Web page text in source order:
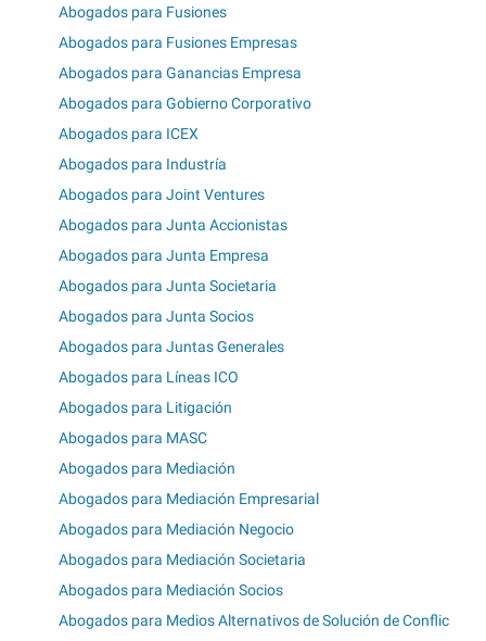
Abogados para Fusiones
Abogados para Fusiones Empresas
Abogados para Ganancias Empresa
Abogados para Gobierno Corporativo
Abogados para ICEX
Abogados para Industría
Abogados para Joint Ventures
Abogados para Junta Accionistas
Abogados para Junta Empresa
Abogados para Junta Societaria
Abogados para Junta Socios
Abogados para Juntas Generales
Abogados para Líneas ICO
Abogados para Litigación
Abogados para MASC
Abogados para Mediación
Abogados para Mediación Empresarial
Abogados para Mediación Negocio
Abogados para Mediación Societaria
Abogados para Mediación Socios
Abogados para Medios Alternativos de Solución de Conflic